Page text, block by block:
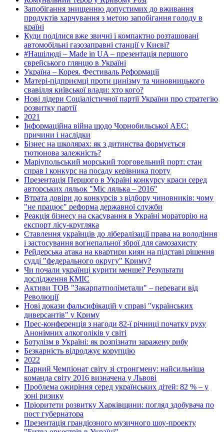
Запобігання знищенню допустимих до вживання
продуктів харчування з метою запобігання голоду в
країні
Куди поділися вже звичні і компактно розташовані
автомобільні газозаправні станції у Києві?
#Нашілюді – Made in UA – презентація першого
єврейського глянцю в Україні
Україна – Корея. Фестиваль Реформації
Матері-підприємці проти цинізму та чиновницького
свавілля київської влади: хто кого?
Нові лідери Соціалістичної партії України про стратегію
розвитку партії
2021
Інформаційна війна щодо Чорнобильської АЕС:
причини і наслідки
Бізнес на школярах: як з дитинства формується
тютюнова залежність?
Маріупольський морський торговельний порт: стан
справ і конкурс на посаду керівника порту
Презентація Першого в Україні конкурсу краси серед
авторських ляльок "Міс лялька – 2016"
Втрата довіри до конкурсів з відбору чиновників: чому
"не працює" реформа державної служби
Реакція бізнесу на скасування в Україні мораторію на
експорт лісу-кругляка
Ставлення українців до лібералізації права на володіння
і застосування вогнепальної зброї для самозахисту
Рейдерська атака на квартири киян на підставі рішення
судді "федерального округу" Криму?
Чи почали українці курити менше? Результати
дослідження КМІС
Активи ТОВ "Закарпатполіметали" – переваги від
Революції
Нові докази фальсифікацій у справі "українських
диверсантів" у Криму
Прес-конференція з нагоди 82-ї річниці початку руху
Анонімних алкоголіків у світі
Ботулізм в Україні: як розпізнати заражену рибу
Безкарність відроджує корупцію
2022
Парний Чемпіонат світу зі стронгмену: найсильніша
команда світу 2016 визначена у Львові
Проблема ожиріння серед українських дітей: 82 % – у
зоні ризику
Пріоритети розвитку Харківщини: погляд здобувача по
пост губернатора
Презентація грандіозного музичного шоу-проекту